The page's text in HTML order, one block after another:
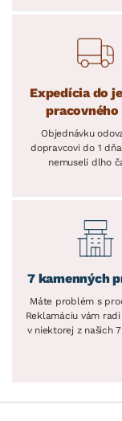
Expedícia do
pracovného
Objednávku
dopravcovi do 1
nemuseli dlho
7 kamenných
Máte problém s
Reklamáciu vám
v niektorej z našich